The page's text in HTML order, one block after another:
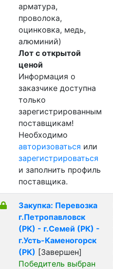
арматура,
проволока,
оцинковка, медь,
алюминий)
Лот с открытой
ценой
Информация о
заказчике доступна
только
зарегистрированным
поставщикам!
Необходимо
авторизоваться или
зарегистрироваться
и заполнить профиль
поставщика.
Закупка: Перевозка
г.Петропавловск
(РК) - г.Семей (РК) -
г.Усть-Каменогорск
(РК) [Завершен]
Победитель выбран